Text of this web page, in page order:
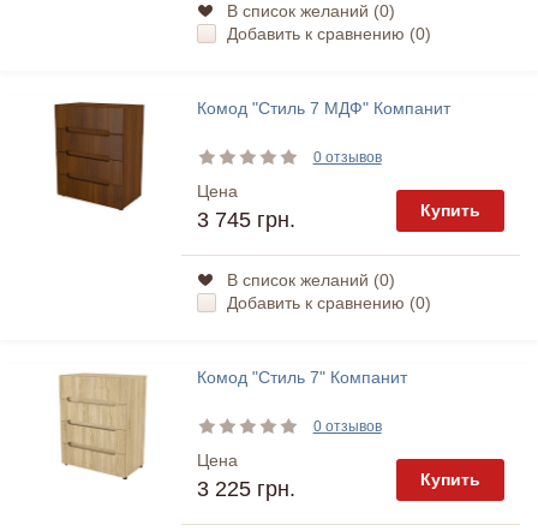
В список желаний (0)
Добавить к сравнению (0)
Комод "Стиль 7 МДФ" Компанит
0 отзывов
Цена
3 745 грн. Купить
В список желаний (0)
Добавить к сравнению (0)
Комод "Стиль 7" Компанит
0 отзывов
Цена
3 225 грн. Купить